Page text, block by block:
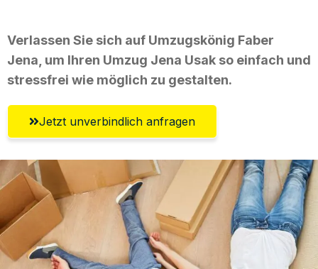
Verlassen Sie sich auf Umzugskönig Faber
Jena, um Ihren Umzug Jena Usak so einfach und
stressfrei wie möglich zu gestalten.
Jetzt unverbindlich anfragen